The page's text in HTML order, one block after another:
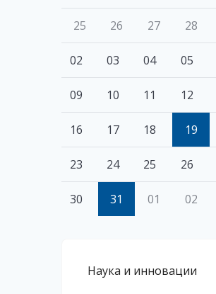
25 26 27 28
02 03 04 05
09 10 11 12
16 17 18 19
23 24 25 26
30 31 01 02
Наука и инновации